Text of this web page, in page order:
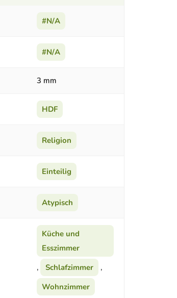
#N/A
#N/A
3 mm
HDF
Religion
Einteilig
Atypisch
Küche und
Esszimmer
,
Schlafzimmer
,
Wohnzimmer